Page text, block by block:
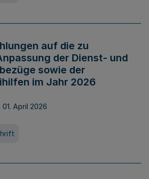
auf die zu
der Dienst- und
sowie der
im Jahr 2026
01. April 2026